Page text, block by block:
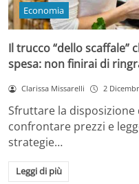
Economia
Il trucco “dello scaffale”
spesa: non finirai di
Clarissa Missarelli 2
Sfruttare la
confrontare prezzi e
strategie…
Leggi di più